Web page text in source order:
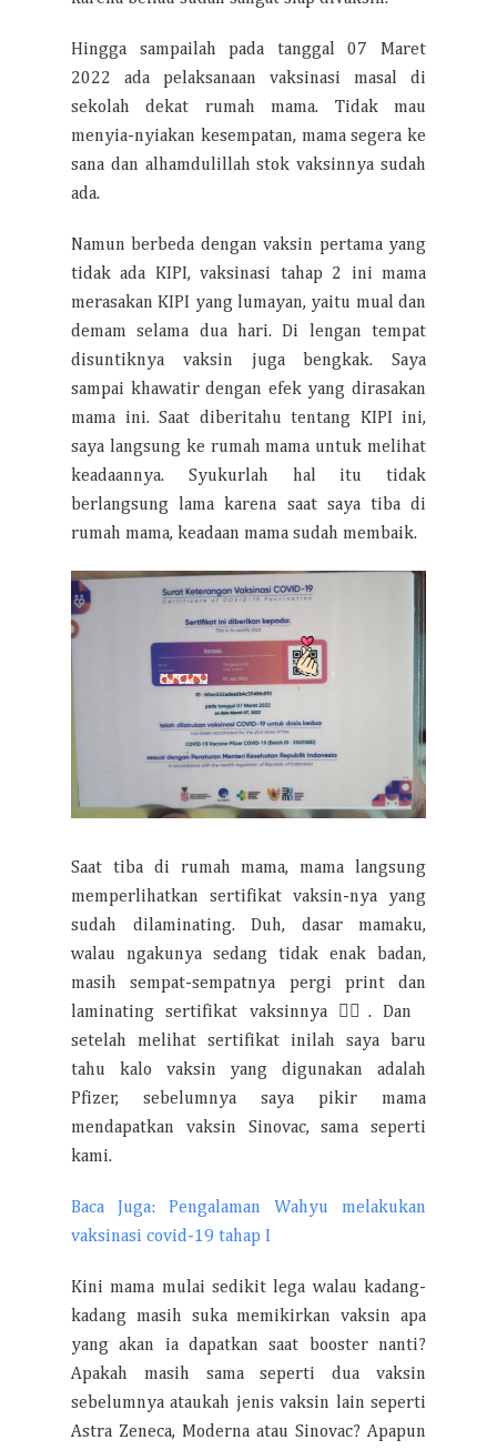
Hingga sampailah pada tanggal 07 Maret
2022 ada pelaksanaan vaksinasi masal di
sekolah dekat rumah mama. Tidak mau
menyia-nyiakan kesempatan, mama segera ke
sana dan alhamdulillah stok vaksinnya sudah
ada.
Namun berbeda dengan vaksin pertama yang
tidak ada KIPI, vaksinasi tahap 2 ini mama
merasakan KIPI yang lumayan, yaitu mual dan
demam selama dua hari. Di lengan tempat
disuntiknya vaksin juga bengkak. Saya
sampai khawatir dengan efek yang dirasakan
mama ini. Saat diberitahu tentang KIPI ini,
saya langsung ke rumah mama untuk melihat
keadaannya. Syukurlah hal itu tidak
berlangsung lama karena saat saya tiba di
rumah mama, keadaan mama sudah membaik.
Saat tiba di rumah mama, mama langsung
memperlihatkan sertifikat vaksin-nya yang
sudah dilaminating. Duh, dasar mamaku,
walau ngakunya sedang tidak enak badan,
masih sempat-sempatnya pergi print dan
laminating sertifikat vaksinnya 🤦‍♀️. Dan
setelah melihat sertifikat inilah saya baru
tahu kalo vaksin yang digunakan adalah
Pfizer, sebelumnya saya pikir mama
mendapatkan vaksin Sinovac, sama seperti
kami.
Baca Juga: Pengalaman Wahyu melakukan
vaksinasi covid-19 tahap I
Kini mama mulai sedikit lega walau kadang-
kadang masih suka memikirkan vaksin apa
yang akan ia dapatkan saat booster nanti?
Apakah masih sama seperti dua vaksin
sebelumnya ataukah jenis vaksin lain seperti
Astra Zeneca, Moderna atau Sinovac? Apapun